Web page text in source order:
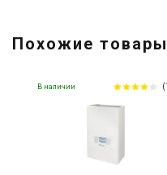
Похожие товары
В наличии